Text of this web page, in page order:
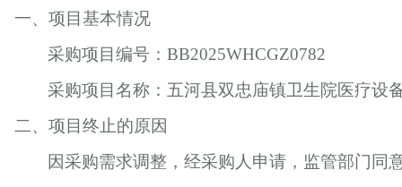
一、项目基本情况
采购项目编号：BB2025WHCGZ0782
采购项目名称： 五河县双忠庙镇卫生院医疗设
二、项目终止的原因
因采购需求调整，经采购人申请，监管部门同